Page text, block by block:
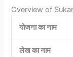
Overview of
योजना का नाम
लेख का नाम